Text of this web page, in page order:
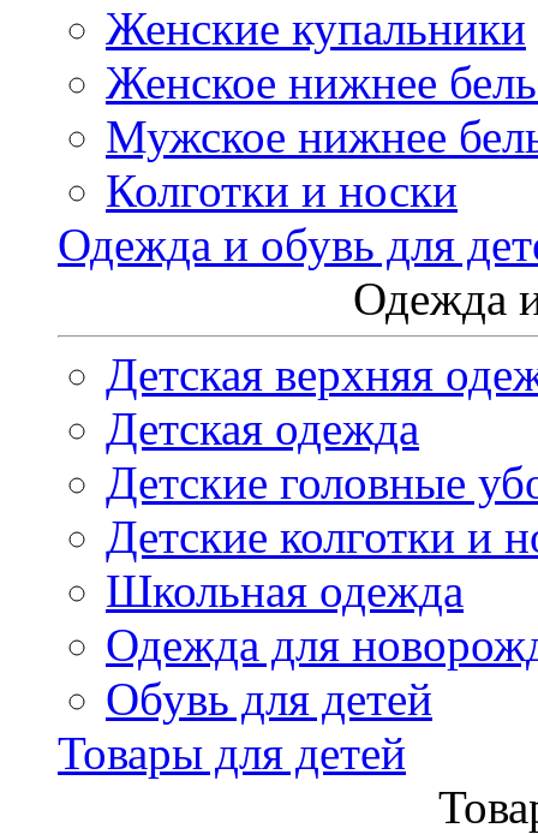
Женские купальники
Женское нижнее
Мужское нижнее
Колготки и носки
Одежда и обувь для
Одежда
Детская верхняя
Детская одежда
Детские головные
Детские колготки и
Школьная одежда
Одежда для
Обувь для детей
Товары для детей